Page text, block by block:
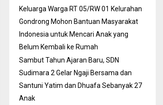
Keluarga Warga RT 05/RW 01 Kelurahan
Gondrong Mohon Bantuan Masyarakat
Indonesia untuk Mencari Anak yang
Belum Kembali ke Rumah
Sambut Tahun Ajaran Baru, SDN
Sudimara 2 Gelar Ngaji Bersama dan
Santuni Yatim dan Dhuafa Sebanyak 27
Anak